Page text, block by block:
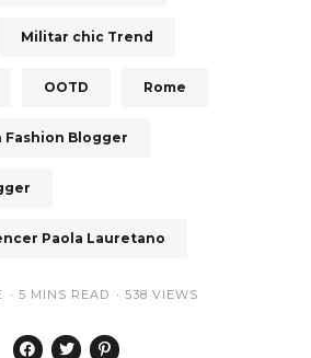
Militar chic Trend
OOTD Rome
Fashion Blogger
Paola Lauretano
5 MINS READ 538 VIEWS